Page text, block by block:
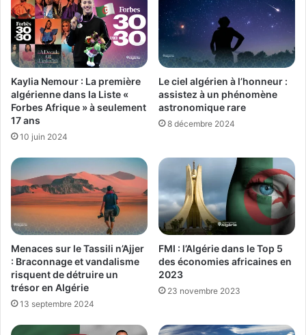
Kaylia Nemour : La première
algérienne dans la Liste «
Forbes Afrique » à seulement
17 ans
10 juin 2024
Le ciel algérien à l’honneur :
assistez à un phénomène
astronomique rare
8 décembre 2024
Menaces sur le Tassili n’Ajjer
: Braconnage et vandalisme
risquent de détruire un
trésor en Algérie
13 septembre 2024
FMI : l’Algérie dans le Top 5
des économies africaines en
2023
23 novembre 2023